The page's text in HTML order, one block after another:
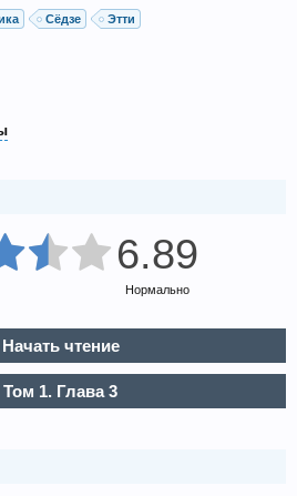
Сёдзе Этти
6.89
Нормально
Начать чтение
Том 1. Глава 3